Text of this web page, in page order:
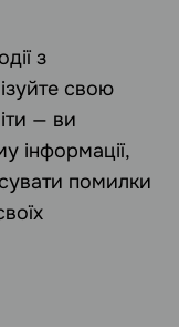
з
свою
— ви
інформації,
помилки